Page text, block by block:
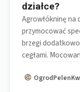
działce?
Agrowłókninę na
przymocować
brzegi dodatkowo
cegłami.